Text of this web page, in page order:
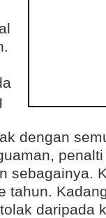
dengan
sebagainya.
tahun.
daripada